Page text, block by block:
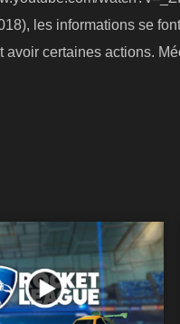
les informations se
certaines actions.